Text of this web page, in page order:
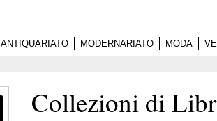
ANTIQUARIATO MODERNARIATO MODA
Collezioni di